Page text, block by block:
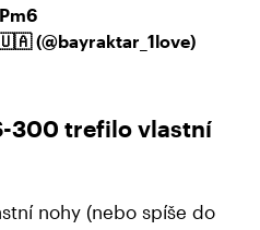
(@bayraktar_1love)
300 trefilo vlastní
nohy (nebo spíše do